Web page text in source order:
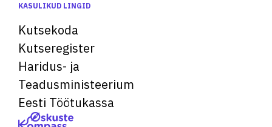
KASULIKUD LINGID
Kutsekoda
Kutseregister
Haridus- ja
Teadusministeerium
Eesti Töötukassa